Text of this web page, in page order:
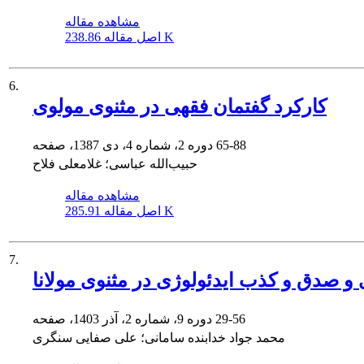
مشاهده مقاله
اصل مقاله 238.86 K
6.
کارکرد گفتمان فقهی در مثنوی مولوی
65-88
حبیب‌الله عباسی؛ غلامعلی فلاح
مشاهده مقاله
اصل مقاله 285.91 K
7.
و صدق و کذب ایدئولوژی در مثنوی مولانا
29-56
محمد جواد خدابنده سامانی؛ علی صفایی سنگری